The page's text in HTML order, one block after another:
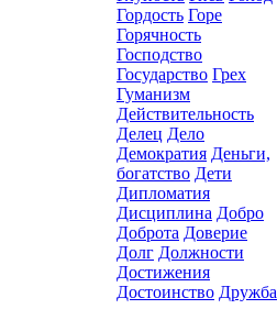
Гордость Горе
Горячность
Господство
Государство Грех
Гуманизм
Действительность
Делец Дело
Демократия Деньги,
богатство Дети
Дипломатия
Дисциплина Добро
Доброта Доверие
Долг Должности
Достижения
Достоинство Дружба